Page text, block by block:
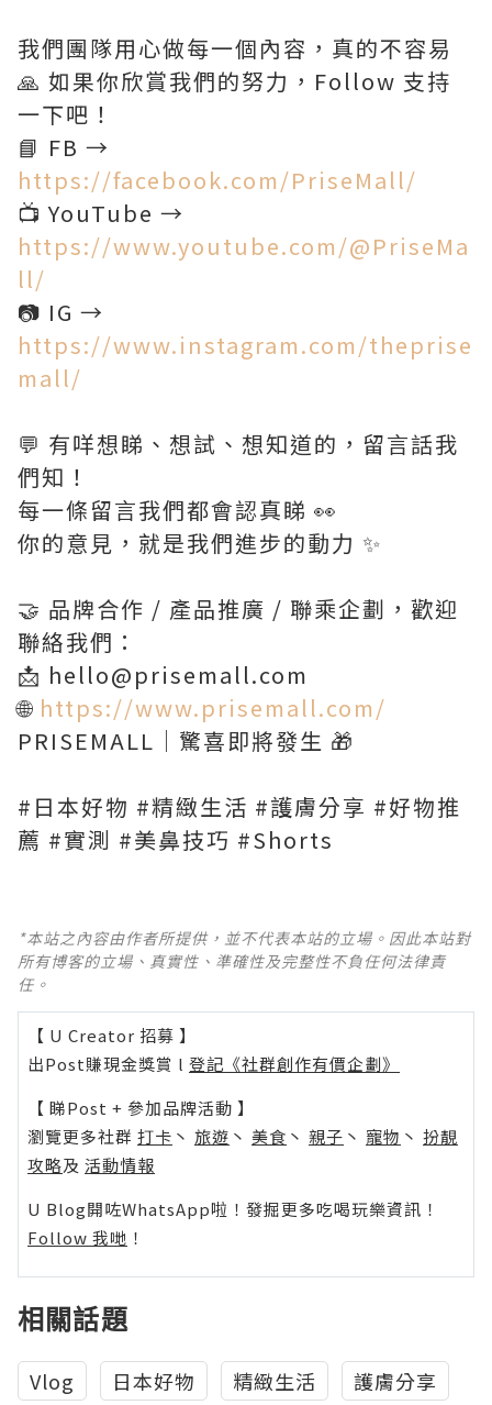
我們團隊用心做每一個內容，真的不容易
🙏 如果你欣賞我們的努力，Follow 支持
一下吧！
📘 FB →
https://facebook.com/PriseMall/
📺 YouTube →
https://www.youtube.com/@PriseMa
ll/
📷 IG →
https://www.instagram.com/theprise
mall/
💬 有咩想睇、想試、想知道的，留言話我
們知！
每一條留言我們都會認真睇 👀
你的意見，就是我們進步的動力 ✨
🤝 品牌合作 / 產品推廣 / 聯乘企劃，歡迎
聯絡我們：
📩 hello@prisemall.com
🌐 https://www.prisemall.com/
PRISEMALL｜驚喜即將發生 🎁
#日本好物 #精緻生活 #護膚分享 #好物推
薦 #實測 #美鼻技巧 #Shorts
*本站之內容由作者所提供，並不代表本站的立場。因此本站對
所有博客的立場、真實性、準確性及完整性不負任何法律責
任。
【 U Creator 招募 】
出Post賺現金獎賞 l 登記《社群創作有價企劃》
【 睇Post + 參加品牌活動 】
瀏覽更多社群 打卡 丶 旅遊 丶 美食 丶 親子 丶 寵物 丶 扮靚
攻略及 活動情報
U Blog開咗WhatsApp啦！發掘更多吃喝玩樂資訊！
Follow 我哋 ！
相關話題
Vlog 日本好物 精緻生活 護膚分享